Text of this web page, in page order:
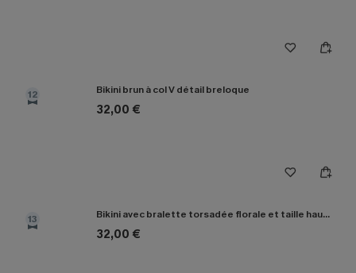
12 Bikini brun à col V détail breloque
32,00 €
13 Bikini avec bralette torsadée florale et taille haute épissée
32,00 €